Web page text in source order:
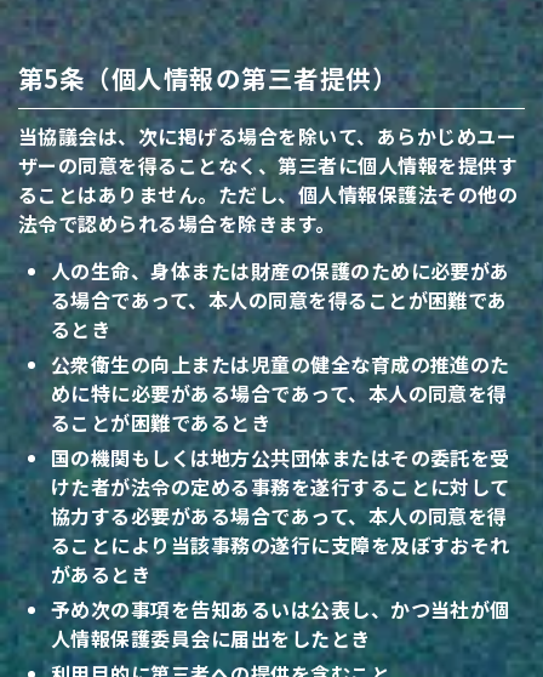
第5条（個人情報の第三者提供）
当協議会は、次に掲げる場合を除いて、あらかじめユー
ザーの同意を得ることなく、第三者に個人情報を提供す
ることはありません。ただし、個人情報保護法その他の
法令で認められる場合を除きます。
人の生命、身体または財産の保護のために必要があ
る場合であって、本人の同意を得ることが困難であ
るとき
公衆衛生の向上または児童の健全な育成の推進のた
めに特に必要がある場合であって、本人の同意を得
ることが困難であるとき
国の機関もしくは地方公共団体またはその委託を受
けた者が法令の定める事務を遂行することに対して
協力する必要がある場合であって、本人の同意を得
ることにより当該事務の遂行に支障を及ぼすおそれ
があるとき
予め次の事項を告知あるいは公表し、かつ当社が個
人情報保護委員会に届出をしたとき